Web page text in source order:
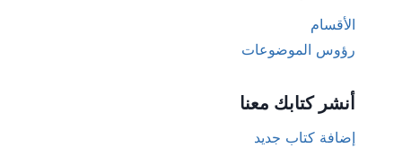
الأقسام
رؤوس الموضوعات
أنشر كتابك معنا
إضافة كتاب جديد